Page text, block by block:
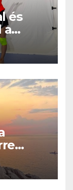
és
a